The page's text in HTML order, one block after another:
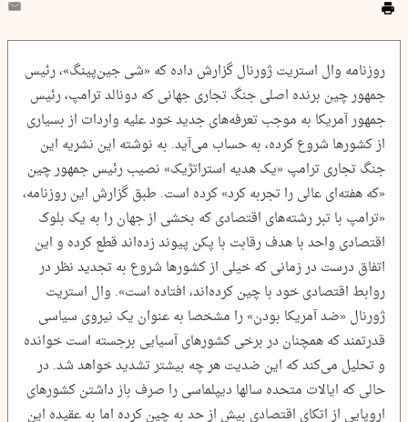
روزنامه وال استریت ژورنال گزارش داده که «شی جین‌پینگ»، رئیس
جمهور چین برنده اصلی جنگ تجاری جهانی که دونالد ترامپ، رئیس
جمهور آمریکا به موجب تعرفه‌های جدید خود علیه واردات از بسیاری
از کشورها شروع کرده، به حساب می‌آید. به نوشته این نشریه این
جنگ تجاری ترامپ «یک هدیه استراتژیک» نصیب رئیس جمهور چین
«که هفته‌ای عالی را تجربه کرد» کرده است. طبق گزارش این روزنامه،
«ترامپ با تبر رشته‌های اقتصادی که بخشی از جهان را به یک بلوک
اقتصادی واحد با هدف رقابت با پکن پیوند زده‌اند قطع کرده و این
اتفاق درست در زمانی که خیلی از کشورها شروع به تجدید نظر در
روابط اقتصادی خود با چین کرده‌اند، افتاده است». وال استریت
ژورنال «ضد آمریکا بودن» را مشخصا به عنوان یک نیروی سیاسی
قدرتمند که همچنان در برخی کشورهای آسیایی برجسته است خوانده
و تحلیل می‌کند که این ضدیت هر چه بیشتر تشدید خواهد شد. در
حالی که ایالات متحده سالها دیپلماسی را صرف باز داشتن کشورهای
اروپایی از اتکای اقتصادی بیش از حد به چین کرده اما به عقیده این